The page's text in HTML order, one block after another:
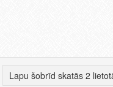
Lapu šobrīd skatās 2